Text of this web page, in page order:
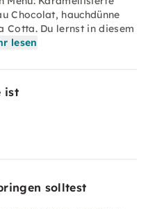
Chocolat, hauchdünne
Cotta. Du lernst in diesem
lesen
ist
solltest